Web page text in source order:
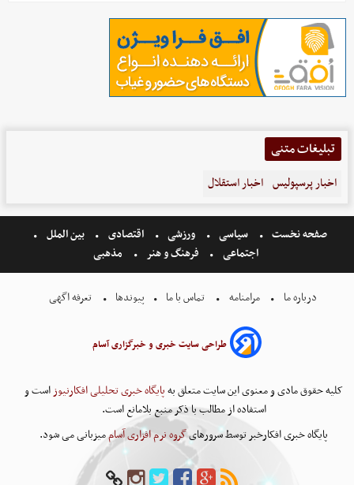
تبلیغات متنی
اخبار پرسپولیس اخبار استقلال
صفحه نخست سیاسی ورزشی اقتصادی
بین الملل
اجتماعی
فرهنگ و هنر مذهبی
درباره ما مرامنامه تماس با ما پیوندها تعرفه اگهی
طراحی سایت خبری و خبرگزاری آسام
کلیه حقوق مادی و معنوی این سایت متعلق بهپایگاه خبری تحلیلی افکارنیوز است و
استفاده از مطالب با ذکر منبع بلامانع است.
پایگاه خبری افکارخبر توسط سرورهایگروه نرم افزاری آساممیزبانی می شود.